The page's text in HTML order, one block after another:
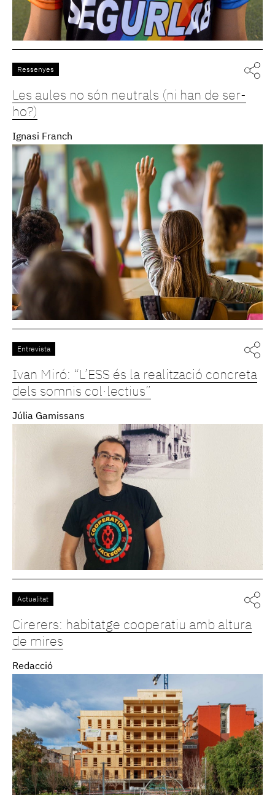
Ressenyes
Les aules no són neutrals (ni han de ser-
ho?)
Ignasi Franch
Entrevista
Ivan Miró: “L’ESS és la realització concreta
dels somnis col·lectius”
Júlia Gamissans
Actualitat
Cirerers: habitatge cooperatiu amb altura
de mires
Redacció